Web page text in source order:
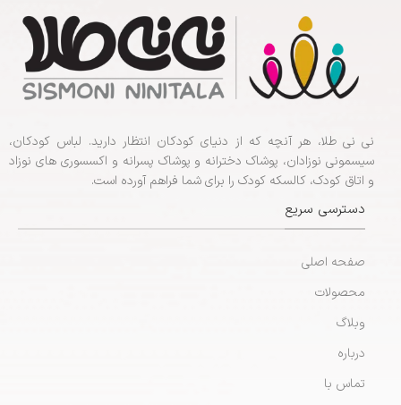
نی نی طلا، هر آنچه که از دنیای کودکان انتظار دارید. لباس کودکان،
سیسمونی نوزادان، پوشاک دخترانه و پوشاک پسرانه و اکسسوری های نوزاد
و اتاق کودک، کالسکه کودک را برای شما فراهم آورده است.
دسترسی سریع
صفحه اصلی
محصولات
وبلاگ
درباره
تماس با